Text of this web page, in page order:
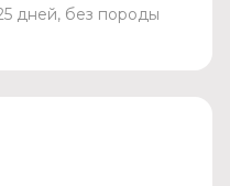
дней, без породы